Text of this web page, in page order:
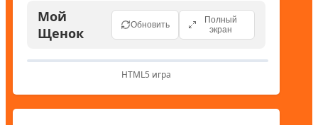
Мой
Щенок
Обновить
Полный
экран
HTML5 игра